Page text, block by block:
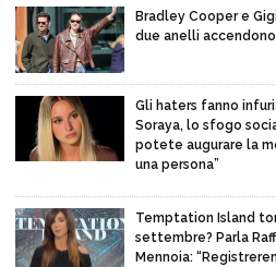
Bradley Cooper e
due anelli accendono
Gli haters fanno
Soraya, lo sfogo
potete augurare la
una persona”
Temptation Island
settembre? Parla
Mennoia: